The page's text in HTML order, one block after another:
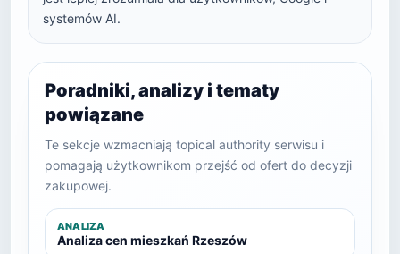
systemów AI.
Poradniki, analizy i tematy
powiązane
Te sekcje wzmacniają topical authority serwisu i
pomagają użytkownikom przejść od ofert do decyzji
zakupowej.
ANALIZA
Analiza cen mieszkań Rzeszów